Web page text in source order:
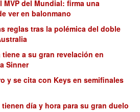
del Mundial: firma una
ver en balonmano
reglas tras la polémica del doble
a su gran revelación en
Sinner
y se cita con Keys en semifinales
día y hora para su gran duelo